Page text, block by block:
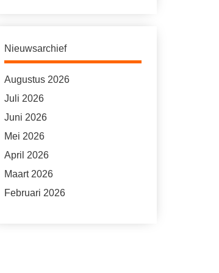
Nieuwsarchief
Augustus 2026
Juli 2026
Juni 2026
Mei 2026
April 2026
Maart 2026
Februari 2026